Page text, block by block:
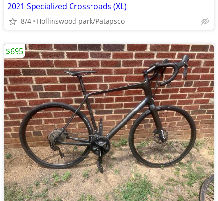
2021 Specialized Crossroads (XL)
8/4 Hollinswood park/Patapsco
$695